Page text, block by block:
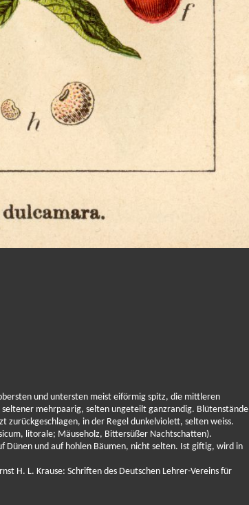
und untersten meist eiförmig spitz, die mittleren
mehrpaarig, selten ungeteilt ganzrandig. Blütenstände
in der Regel dunkelviolett, selten weiss.
litorale; Mäuseholz, Bittersüßer Nachtschatten).
Dünen und auf hohlen Bäumen, nicht selten. Ist giftig, wird in
H. L. Krause: Schriften des Deutschen Lehrer-Vereins für